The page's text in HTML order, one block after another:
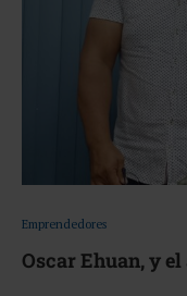
Emprendedores
Oscar Ehuan, y